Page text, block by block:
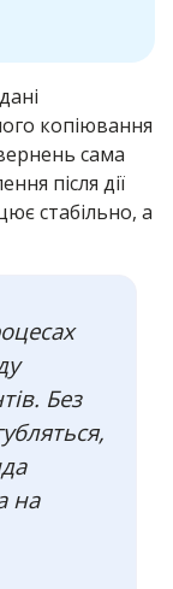
копіювання
сама
після дії
стабільно, а
Без
на